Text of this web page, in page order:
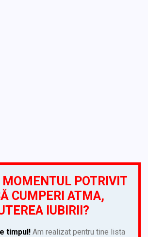
POTRIVIT
CUMPERI ATMA,
IUBIRII?
timpul!Am realizat pentru tine lista